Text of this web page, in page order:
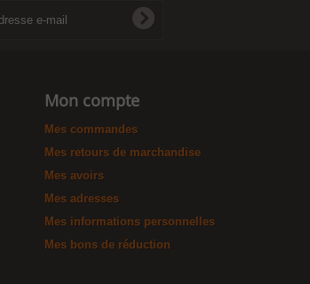
Mon compte
Mes commandes
Mes retours de marchandise
Mes avoirs
Mes adresses
Mes informations personnelles
Mes bons de réduction